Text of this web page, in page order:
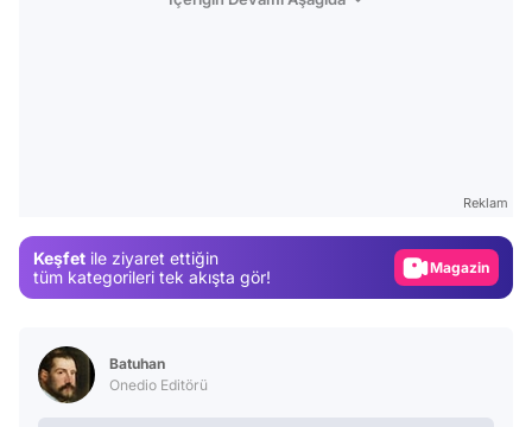
Reklam
Keşfet ile ziyaret ettiğin
tüm kategorileri tek akışta gör!
Magazin
Batuhan
Onedio Editörü